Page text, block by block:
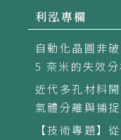
利泓專欄
自動化晶圓非
5 奈米的失效
近代多孔材料
氣體分離與捕
【技術專題】